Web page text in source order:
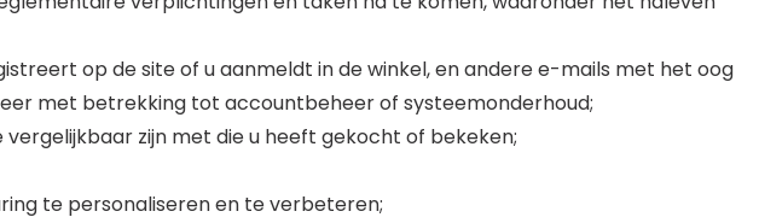
op de site of u aanmeldt in de winkel, en andere e-mails met het oog
met betrekking tot accountbeheer of systeemonderhoud;
zijn met die u heeft gekocht of bekeken;
te personaliseren en te verbeteren;